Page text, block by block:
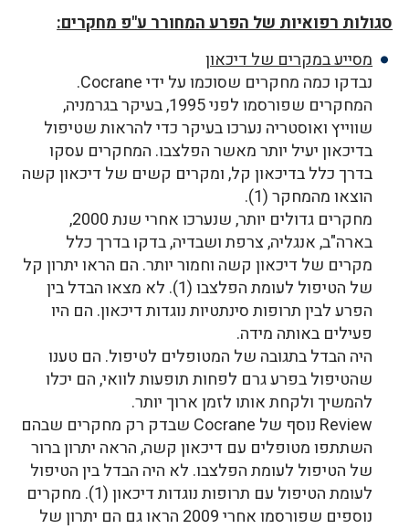
סגולות רפואיות של הפרע המחורר ע"פ מחקרים:
מסייע במקרים של דיכאון
נבדקו כמה מחקרים שסוכמו על ידי Cocrane.
המחקרים שפורסמו לפני 1995, בעיקר בגרמניה,
שווייץ ואוסטריה נערכו בעיקר כדי להראות שטיפול
בדיכאון יעיל יותר מאשר הפלצבו. המחקרים עסקו
בדרך כלל בדיכאון קל, ומקרים קשים של דיכאון קשה
הוצאו מהמחקר (1).
מחקרים גדולים יותר, שנערכו אחרי שנת 2000,
בארה"ב, אנגליה, צרפת ושבדיה, בדקו בדרך כלל
מקרים של דיכאון קשה וחמור יותר. הם הראו יתרון קל
של הטיפול לעומת הפלצבו (1). לא מצאו הבדל בין
הפרע לבין תרופות סינתטיות נוגדות דיכאון. הם היו
פעילים באותה מידה.
היה הבדל בתגובה של המטופלים לטיפול. הם טענו
שהטיפול בפרע גרם לפחות תופעות לוואי, הם יכלו
להמשיך ולקחת אותו לזמן ארוך יותר.
Review נוסף של Cocrane שבדק רק מחקרים שבהם
השתתפו מטופלים עם דיכאון קשה, הראה יתרון ברור
של הטיפול לעומת הפלצבו. לא היה הבדל בין הטיפול
לעומת הטיפול עם תרופות נוגדות דיכאון (1). מחקרים
נוספים שפורסמו אחרי 2009 הראו גם הם יתרון של